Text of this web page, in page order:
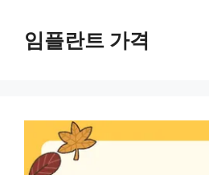
임플란트 가격